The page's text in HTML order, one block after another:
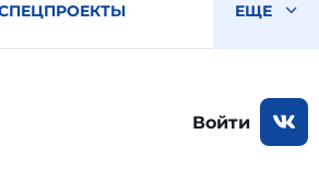
ЕЩЕ
Войти